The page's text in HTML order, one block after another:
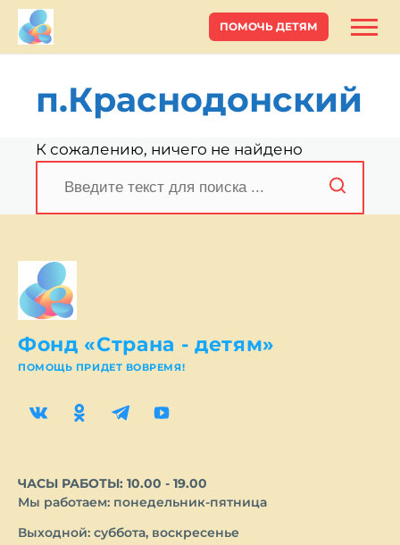
ПОМОЧЬ ДЕТЯМ
п.Краснодонский
К сожалению, ничего не найдено
Фонд «Страна - детям»
ПОМОЩЬ ПРИДЕТ ВОВРЕМЯ!
ЧАСЫ РАБОТЫ: 10.00 - 19.00
Мы работаем: понедельник-пятница
Выходной: суббота, воскресенье